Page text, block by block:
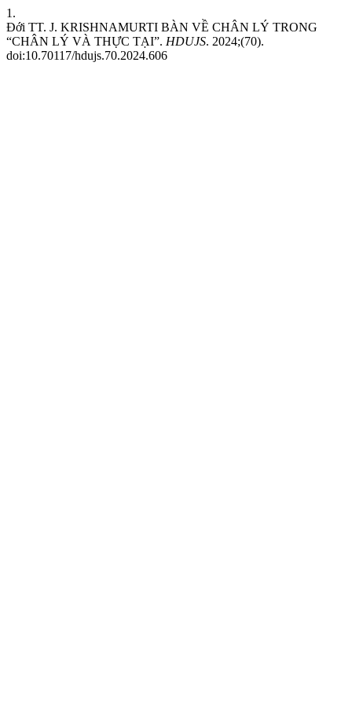
1.
Đới TT. J. KRISHNAMURTI BÀN VỀ CHÂN LÝ TRONG
“CHÂN LÝ VÀ THỰC TẠI”. HDUJS. 2024;(70).
doi:10.70117/hdujs.70.2024.606